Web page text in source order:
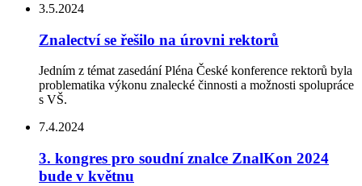
3.5.2024
Znalectví se řešilo na úrovni rektorů
Jedním z témat zasedání Pléna České konference rektorů byla
problematika výkonu znalecké činnosti a možnosti spolupráce
s VŠ.
7.4.2024
3. kongres pro soudní znalce ZnalKon 2024
bude v květnu